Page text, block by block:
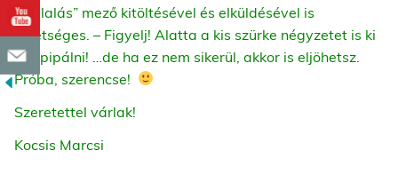
“foglalás” mező kitöltésével és elküldésével is
lehetséges. – Figyelj! Alatta a kis szürke négyzetet is ki
kell pipálni! …de ha ez nem sikerül, akkor is eljöhetsz.
Próba, szerencse!
Szeretettel várlak!
Kocsis Marcsi